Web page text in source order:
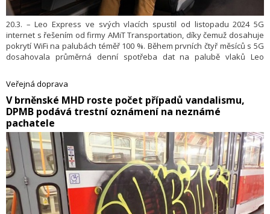
20.3. – Leo Express ve svých vlacích spustil od listopadu 2024 5G
internet s řešením od firmy AMiT Transportation, díky čemuž dosahuje
pokrytí WiFi na palubách téměř 100 %. Během prvních čtyř měsíců s 5G
dosahovala průměrná denní spotřeba dat na palubě vlaků Leo
stejnému období loňského roku. Nejvyšší naměřená denní spotřeba
se v tomto období dostala až na 1300 GB.
Veřejná doprava
​V brněnské MHD roste počet případů vandalismu,
DPMB podává trestní oznámení na neznámé
pachatele